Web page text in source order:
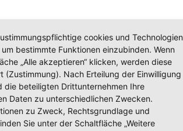
weiteren Themen.
cookies und Technologien
bestimmte Funktionen einzubinden. Wenn
„Alle akzeptieren“ klicken, werden diese
(Zustimmung). Nach Erteilung der Einwilligung
die beteiligten Drittunternehmen Ihre
Daten zu unterschiedlichen Zwecken.
zu Zweck, Rechtsgrundlage und
Sie unter der Schaltfläche „Weitere